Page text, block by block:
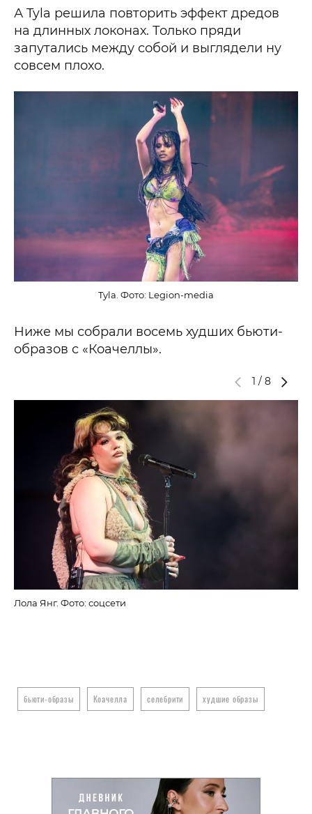
А Tyla решила повторить эффект дредов
на длинных локонах. Только пряди
запутались между собой и выглядели ну
совсем плохо.
Tyla. Фото: Legion-media
Ниже мы собрали восемь худших бьюти-
образов с «Коачеллы».
1 / 8
Лола Янг. Фото: соцсети
бьюти-образы Коачелла селебрити худшие образы